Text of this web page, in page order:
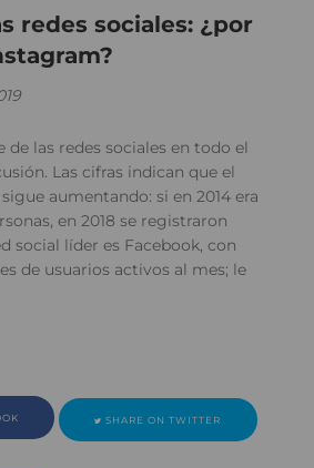
redes sociales: ¿por
de las redes sociales en todo el
Las cifras indican que el
aumentando: si en 2014 era
en 2018 se registraron
social líder es Facebook, con
de usuarios activos al mes; le
SHARE ON TWITTER